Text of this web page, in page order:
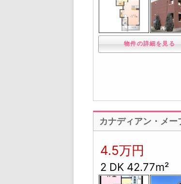
物件の詳細を見る
カナディアン・メー
4.5万円
2 DK 42.77m²